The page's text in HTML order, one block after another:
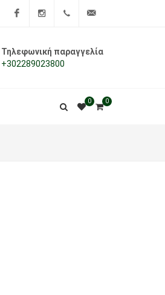
Τηλεφωνική παραγγελία
+302289023800
0
0